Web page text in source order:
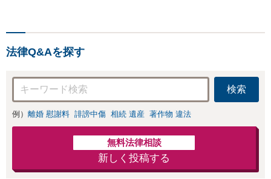
法律Q&Aを探す
検索
例） 離婚 慰謝料 誹謗中傷 相続 遺産 著作物 違法
無料法律相談
新しく投稿する